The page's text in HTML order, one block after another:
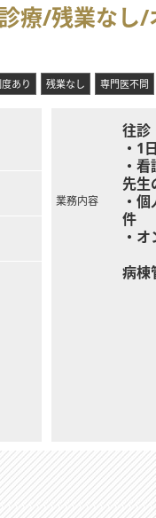
温かい医療を提供して
の協調性を大切にする風
なく従来の診療スタイ
とも可能であり、身体
にリラックスして働く
ど、地域医療の第一線
、地域密着型のやりがい
の丁寧な診療に集中でき
に自身の経験を存分に活
療/残業なし
あり 残業なし 専門医不問
業務内容
往診
・1
・
先生
・
件
・
病棟